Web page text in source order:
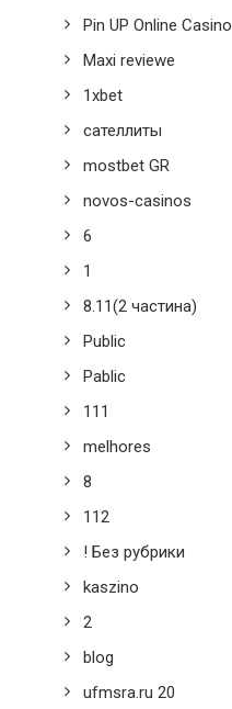
Pin UP Online Casino
Maxi reviewe
1xbet
сателлиты
mostbet GR
novos-casinos
6
1
8.11(2 частина)
Public
Pablic
111
melhores
8
112
! Без рубрики
kaszino
2
blog
ufmsra.ru 20